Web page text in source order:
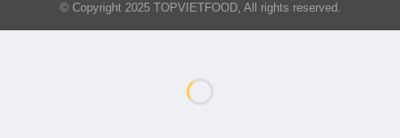
© Copyright 2025 TOPVIETFOOD, All rights reserved.